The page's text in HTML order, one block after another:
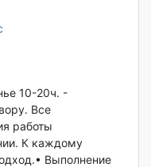
10-20ч. -
Все
работы
К каждому
Выполнение